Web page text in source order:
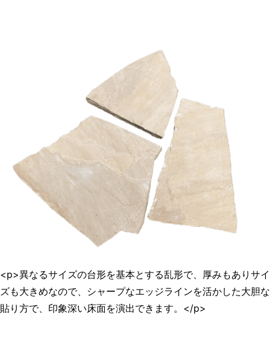
<p>異なるサイズの台形を基本とする乱形で、厚みもありサイ
ズも大きめなので、シャープなエッジラインを活かした大胆な
貼り方で、印象深い床面を演出できます。</p>